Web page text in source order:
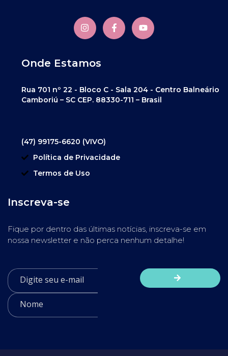
Onde Estamos
Rua 701 nº 22 - Bloco C - Sala 204 - Centro Balneário
Camboriú – SC CEP. 88330-711 – Brasil
(47) 99175-6620 (VIVO)
Política de Privacidade
Termos de Uso
Inscreva-se
Fique por dentro das últimas notícias, inscreva-se em
nossa newsletter e não perca nenhum detalhe!